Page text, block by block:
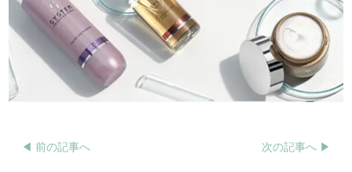
◀︎ 前の記事へ 次の記事へ ▶︎